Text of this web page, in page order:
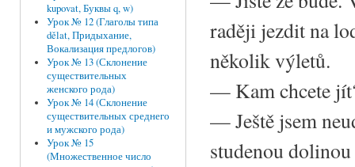
kupovat, Буквы q, w)
Урок № 12 (Глаголы типа
dělat, Придыхание,
Вокализация предлогов)
Урок № 13 (Склонение
существительных
женского рода)
Урок № 14 (Склонение
существительных среднего
и мужского рода)
Урок № 15
(Множественное число
raději jezdit na
několik výletů.
— Kam chcete
— Ještě jsem
studenou